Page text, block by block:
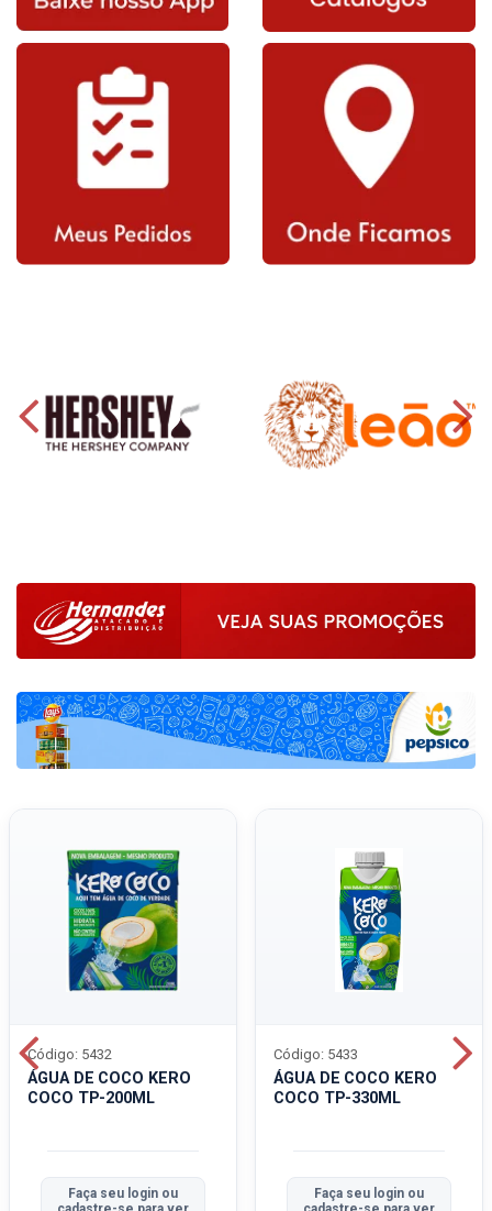
ÁGUA DE COCO KERO
COCO TP-200ML
Código: 5432
Faça seu login ou
ÁGUA DE COCO KERO
COCO TP-330ML
Código: 5433
Faça seu login ou